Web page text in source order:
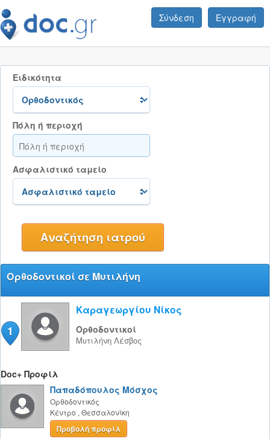
Σύνδεση Εγγραφή
Ειδικότητα
Πόλη ή περιοχή
Ασφαλιστικό ταμείο
Ορθοδοντικοί σε Μυτιλήνη
1
Καραγεωργίου Νίκος
Ορθοδοντικοί
Μυτιλήνη Λέσβος
Doc+ Προφίλ
Παπαδόπουλος Μόσχος
Ορθοδοντικός
Κέντρο , Θεσσαλονίκη
Προβολή προφίλ